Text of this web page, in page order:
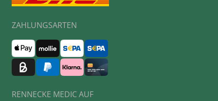
ZAHLUNGSARTEN
RENNECKE MEDIC AUF